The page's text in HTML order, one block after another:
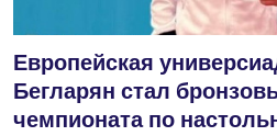
Европейская
Бегларян стал
чемпионата по